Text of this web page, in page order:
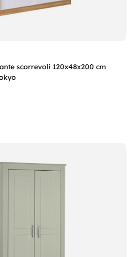
scorrevoli 120x48x200 cm